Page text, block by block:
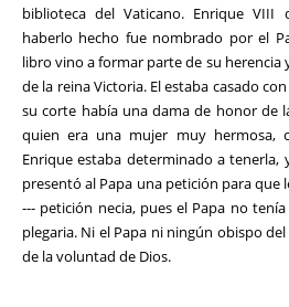
biblioteca del Vaticano. Enrique
haberlo hecho fue nombrado por el
libro vino a formar parte de su herencia
de la reina Victoria. El estaba casado
su corte había una dama de honor de
quien era una mujer muy hermosa,
Enrique estaba determinado a tenerla,
presentó al Papa una petición para que
--- petición necia, pues el Papa no
plegaria. Ni el Papa ni ningún obispo
de la voluntad de Dios.